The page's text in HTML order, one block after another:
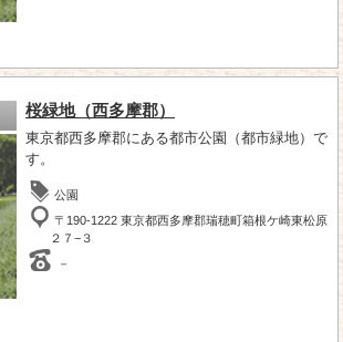
桜緑地（西多摩郡）
東京都西多摩郡にある都市公園（都市緑地）で
す。
公園
〒190-1222 東京都西多摩郡瑞穂町箱根ケ崎東松原
２７−３
－